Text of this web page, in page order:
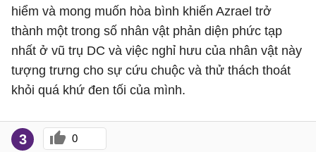
hiểm và mong muốn hòa bình khiến Azrael trở
thành một trong số nhân vật phản diện phức tạp
nhất ở vũ trụ DC và việc nghỉ hưu của nhân vật này
tượng trưng cho sự cứu chuộc và thử thách thoát
khỏi quá khứ đen tối của mình.
3 0